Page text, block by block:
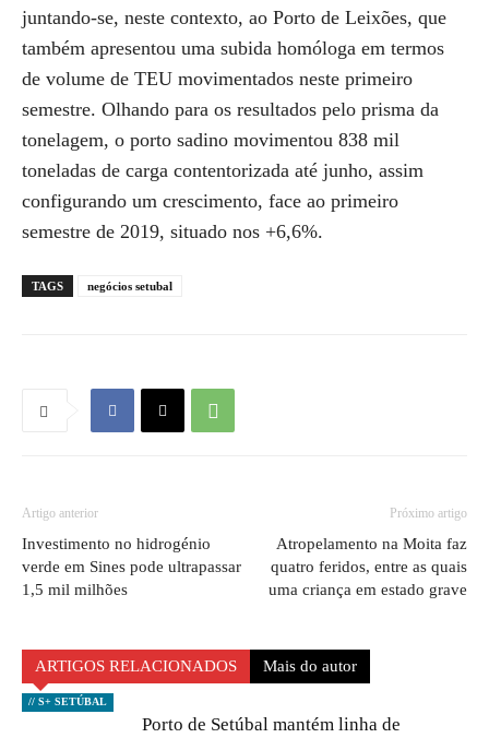
juntando-se, neste contexto, ao Porto de Leixões, que
também apresentou uma subida homóloga em termos
de volume de TEU movimentados neste primeiro
semestre. Olhando para os resultados pelo prisma da
tonelagem, o porto sadino movimentou 838 mil
toneladas de carga contentorizada até junho, assim
configurando um crescimento, face ao primeiro
semestre de 2019, situado nos +6,6%.
TAGS negócios setubal
Artigo anterior
Investimento no hidrogénio
verde em Sines pode ultrapassar
1,5 mil milhões
Próximo artigo
Atropelamento na Moita faz
quatro feridos, entre as quais
uma criança em estado grave
ARTIGOS RELACIONADOS Mais do autor
// S+ SETÚBAL
Porto de Setúbal mantém linha de